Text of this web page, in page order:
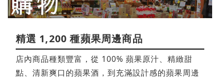
精選 1,200 種蘋果周邊商品
店內商品種類豐富，從 100% 蘋果原汁、精緻甜
點、清新爽口的蘋果酒，到充滿設計感的蘋果周邊